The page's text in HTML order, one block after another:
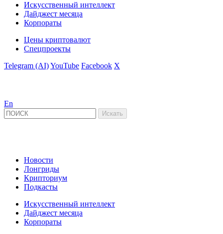
Искусственный интеллект
Дайджест месяца
Корпораты
Цены криптовалют
Спецпроекты
Telegram (AI)YouTube Facebook X
En
Новости
Лонгриды
Крипториум
Подкасты
Искусственный интеллект
Дайджест месяца
Корпораты